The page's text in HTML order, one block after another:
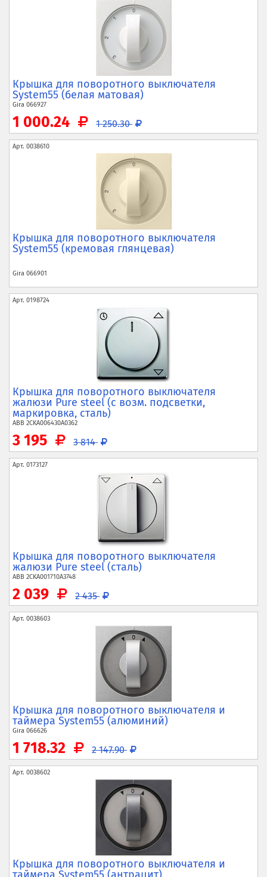
Крышка для поворотного выключателя
System55 (белая матовая)
Gira 066927
1 000.24 1 250.30
Арт. 0038610
Крышка для поворотного выключателя
System55 (кремовая глянцевая)
Gira 066901
Арт. 0198724
Крышка для поворотного выключателя
жалюзи Pure steel (с возм. подсветки,
маркировка, сталь)
ABB 2CKA006430A0362
3 195 3 814
Арт. 0173127
Крышка для поворотного выключателя
жалюзи Pure steel (сталь)
ABB 2CKA001710A3748
2 039 2 435
Арт. 0038603
Крышка для поворотного выключателя и
таймера System55 (алюминий)
Gira 066626
1 718.32 2 147.90
Арт. 0038602
Крышка для поворотного выключателя и